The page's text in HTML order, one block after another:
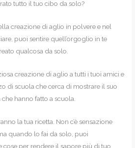
tutto il tuo cibo da solo?
creazione di aglio in polvere e nel
puoi sentire quell’orgoglio in te
qualcosa da solo.
creazione di aglio a tutti i tuoi amici e
di scuola che cerca di mostrare il suo
hanno fatto a scuola.
la tua ricetta. Non c’è sensazione
quando lo fai da solo, puoi
per rendere il sapore più di tuo